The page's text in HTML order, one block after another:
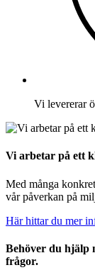
Vi levererar
Vi arbetar på ett
Med många
vår påverkan på
Här hittar du mer
Behöver du hjälp
frågor.